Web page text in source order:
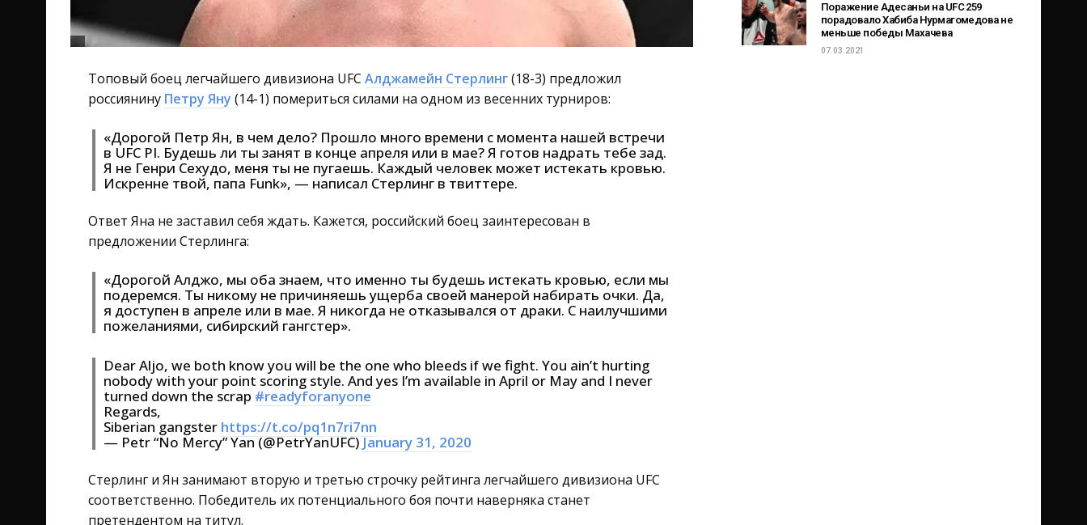
Топовый боец легчайшего дивизиона UFC Алджамейн Стерлинг(18-3) предложил
россиянину Петру Яну (14-1) помериться силами на одном из весенних турниров:
«Дорогой Петр Ян, в чем дело? Прошло много времени с момента нашей встречи
в UFC PI. Будешь ли ты занят в конце апреля или в мае? Я готов надрать тебе зад.
Я не Генри Сехудо, меня ты не пугаешь. Каждый человек может истекать кровью.
Искренне твой, папа Funk», — написал Стерлинг в твиттере.
Ответ Яна не заставил себя ждать. Кажется, российский боец заинтересован в
предложении Стерлинга:
«Дорогой Алджо, мы оба знаем, что именно ты будешь истекать кровью, если мы
подеремся. Ты никому не причиняешь ущерба своей манерой набирать очки. Да,
я доступен в апреле или в мае. Я никогда не отказывался от драки. С наилучшими
пожеланиями, сибирский гангстер».
Dear Aljo, we both know you will be the one who bleeds if we fight. You ain’t hurting
nobody with your point scoring style. And yes I’m available in April or May and I never
turned down the scrap #readyforanyone
Regards,
Siberian gangster https://t.co/pq1n7ri7nn
— Petr “No Mercy” Yan (@PetrYanUFC)January 31, 2020
Стерлинг и Ян занимают вторую и третью строчку рейтинга легчайшего дивизиона UFC
соответственно. Победитель их потенциального боя почти наверняка станет
претендентом на титул.
Поражение Адесаньи на UFC 259
порадовало Хабиба Нурмагомедова не
меньше победы Махачева
07.03.2021